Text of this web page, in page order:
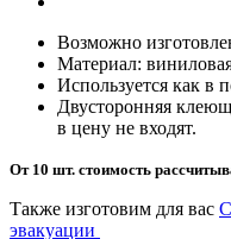
Возможно
Материал:
Используется как в
Двусторонняя
в цену не входят.
От 10 шт. стоимость
Также изготовим для вас
эвакуации